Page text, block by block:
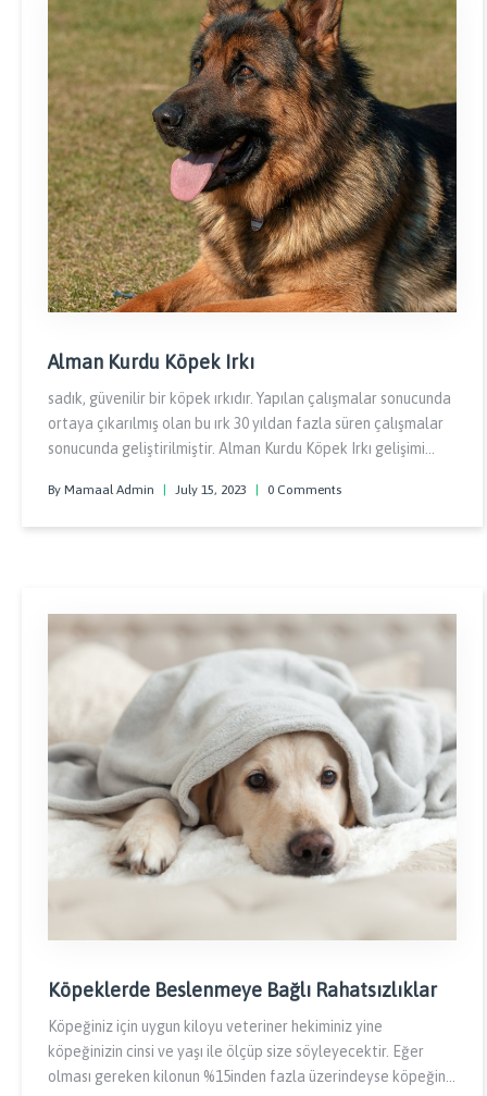
Alman Kurdu Köpek Irkı
sadık, güvenilir bir köpek ırkıdır. Yapılan çalışmalar sonucunda
ortaya çıkarılmış olan bu ırk 30 yıldan fazla süren çalışmalar
sonucunda geliştirilmiştir. Alman Kurdu Köpek Irkı gelişimi
kullanılmış ve hatta ordularının bir parçası haline gelmiştir.
By Mamaal Admin July 15, 2023 0 Comments
Köpeklerde Beslenmeye Bağlı Rahatsızlıklar
Köpeğiniz için uygun kiloyu veteriner hekiminiz yine
köpeğinizin cinsi ve yaşı ile ölçüp size söyleyecektir. Eğer
olması gereken kilonun %15inden fazla üzerindeyse köpeğiniz